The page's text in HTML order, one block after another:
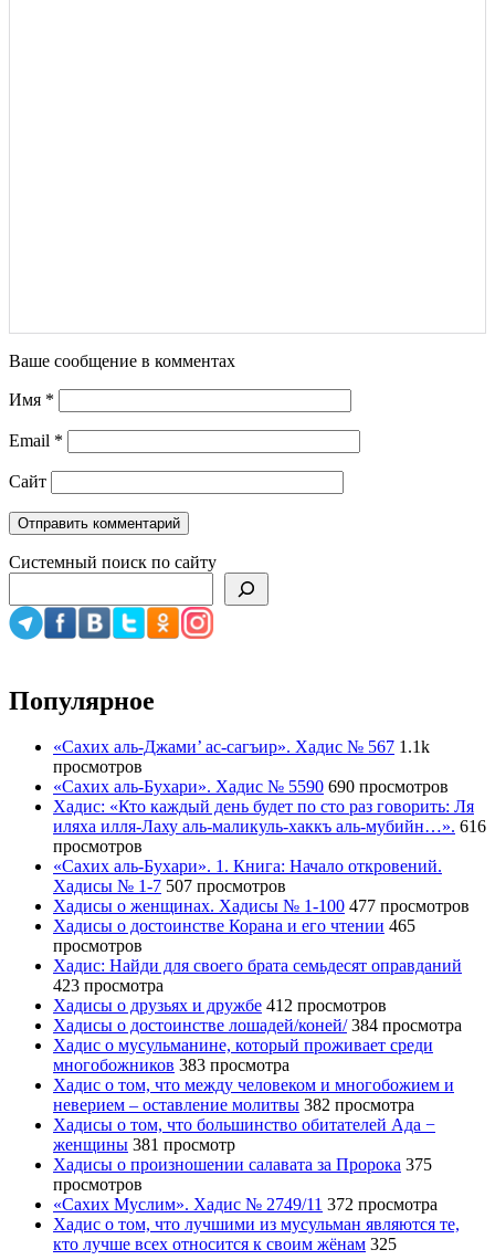
Ваше сообщение в комментах
Имя *
Email *
Сайт
Системный поиск по сайту
Популярное
«Сахих аль-Джами’ ас-сагъир». Хадис № 567 1.1k
просмотров
«Сахих аль-Бухари». Хадис № 5590 690 просмотров
Хадис: «Кто каждый день будет по сто раз говорить: Ля
иляха илля-Лаху аль-маликуль-хаккъ аль-мубийн…». 616
просмотров
«Сахих аль-Бухари». 1. Книга: Начало откровений.
Хадисы № 1-7 507 просмотров
Хадисы о женщинах. Хадисы № 1-100 477 просмотров
Хадисы о достоинстве Корана и его чтении 465
просмотров
Хадис: Найди для своего брата семьдесят оправданий
423 просмотра
Хадисы о друзьях и дружбе 412 просмотров
Хадисы о достоинстве лошадей/коней/ 384 просмотра
Хадис о мусульманине, который проживает среди
многобожников 383 просмотра
Хадис о том, что между человеком и многобожием и
неверием – оставление молитвы 382 просмотра
Хадисы о том, что большинство обитателей Ада −
женщины 381 просмотр
Хадисы о произношении салавата за Пророка 375
просмотров
«Сахих Муслим». Хадис № 2749/11 372 просмотра
Хадис о том, что лучшими из мусульман являются те,
кто лучше всех относится к своим жёнам 325